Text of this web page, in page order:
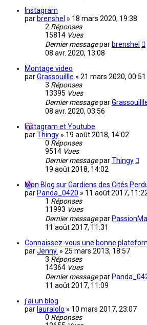
Instagram
par brenshel » 18 mars 2020, 19:38
2 Réponses
15814 Vues
Dernier messagepar brenshel
08 avr. 2020, 13:08
Montage video
parGrassouillle » 21 mars 2020, 00:51
3 Réponses
13395 Vues
Dernier messagepar
08 avr. 2020, 03:56
Instagram et Youtube
parThingy » 19 août 2018, 14:02
0 Réponses
9514 Vues
Dernier messageparThingy
19 août 2018, 14:02
Mon Blog sur Gardiens des Cités
par Panda_0420 » 11 août 2017,
1 Réponses
11993 Vues
Dernier messagepar
11 août 2017, 11:31
Connaissez-vous une bonne
parJenny. » 25 mars 2013, 18:57
3 Réponses
14364 Vues
Dernier messagepar
11 août 2017, 11:09
j'ai un blog
par lauralolo » 10 mars 2017, 23:07
0 Réponses